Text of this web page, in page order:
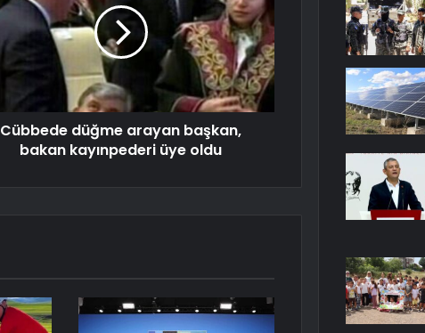
Cübbede düğme arayan başkan,
bakan kayınpederi üye oldu